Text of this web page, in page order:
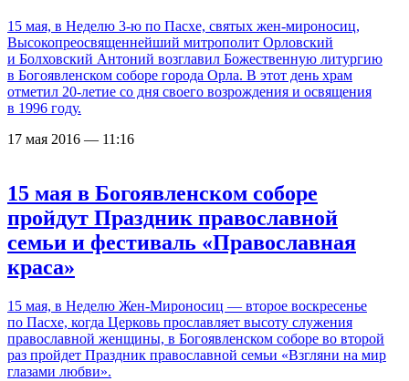
15 мая, в Неделю 3-ю по Пасхе, святых жен-мироносиц,
Высокопреосвященнейший митрополит Орловский
и Болховский Антоний возглавил Божественную литургию
в Богоявленском соборе города Орла. В этот день храм
отметил 20-летие со дня своего возрождения и освящения
в 1996 году.
17 мая 2016 — 11:16
15 мая в Богоявленском соборе
пройдут Праздник православной
семьи и фестиваль «Православная
краса»
15 мая, в Неделю Жен-Мироносиц — второе воскресенье
по Пасхе, когда Церковь прославляет высоту служения
православной женщины, в Богоявленском соборе во второй
раз пройдет Праздник православной семьи «Взгляни на мир
глазами любви».